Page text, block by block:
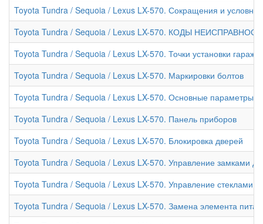
Toyota Tundra / Sequoia / Lexus LX-570. Сокращения и
Toyota Tundra / Sequoia / Lexus LX-570. КОДЫ
Toyota Tundra / Sequoia / Lexus LX-570. Точки установки
Toyota Tundra / Sequoia / Lexus LX-570. Маркировки болтов
Toyota Tundra / Sequoia / Lexus LX-570. Основные параметры
Toyota Tundra / Sequoia / Lexus LX-570. Панель приборов
Toyota Tundra / Sequoia / Lexus LX-570. Блокировка дверей
Toyota Tundra / Sequoia / Lexus LX-570. Управление замками
Toyota Tundra / Sequoia / Lexus LX-570. Управление стеклами
Toyota Tundra / Sequoia / Lexus LX-570. Замена элемента